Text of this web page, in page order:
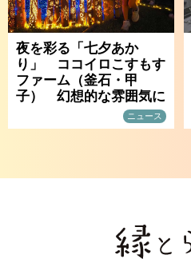
夜を彩る「七夕あか
り」 ココイロこすもす
ファーム（釜石・甲
子） 幻想的な雰囲気に
ニュース